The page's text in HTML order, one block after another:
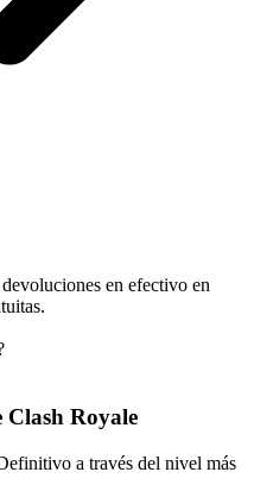
en efectivo en
Clash Royale
a través del nivel más